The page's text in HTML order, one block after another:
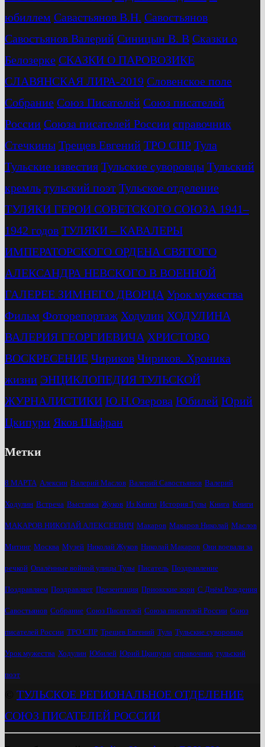
юбиллем Савастьянов В.Н. Савостьянов
Савостьянов Валерий Синицын В. В Сказки о
Белозерке СКАЗКИ О ПАРОВОЗИКЕ
СЛАВЯНСКАЯ ЛИРА-2019 Словенское поле
Собрание Союз Писателей Союз писателей
России Союза писателей России справочник
Стечкины Трещев Евгений ТРО СПР Тула
Тульские известия Тульские суворовцы Тульский
кремль тульский поэт Тульское отделение
ТУЛЯКИ ГЕРОИ СОВЕТСКОГО СОЮЗА 1941–
1942 годов ТУЛЯКИ – КАВАЛЕРЫ
ИМПЕРАТОРСКОГО ОРДЕНА СВЯТОГО
АЛЕКСАНДРА НЕВСКОГО В ВОЕННОЙ
ГАЛЕРЕЕ ЗИМНЕГО ДВОРЦА Урок мужества
Фильм Фоторепортаж Ходулин ХОДУЛИНА
ВАЛЕРИЯ ГЕОРГИЕВИЧА ХРИСТОВО
ВОСКРЕСЕНИЕ Чириков Чириков. Хроника
жизни ЭНЦИКЛОПЕДИЯ ТУЛЬСКОЙ
ЖУРНАЛИСТИКИ Ю.Н.Озерова Юбилей Юрий
Цкипури Яков Шафран
Метки
8 МАРТА Алексин Валерий Маслов Валерий Савостьянов Валерий
Ходулин Встреча Выставка Жуков Из Книги История Тулы Книга Книги
МАКАРОВ НИКОЛАЙ АЛЕКСЕЕВИЧ Макаров Макаров Николай Маслов
Митинг Москва Музей Николай Жуков Николай Макаров Они воевали за
речкой Опалённые войной улицы Тулы Писатель Поздравление
Поздравляем Поздравляет Презентация Приокские зори С Днём Рождения
Савостьянов Собрание Союз Писателей Союза писателей России Союз
писателей России ТРО СПР Трещев Евгений Тула Тульские суворовцы
Урок мужества Ходулин Юбилей Юрий Цкипури справочник тульский
поэт
ТУЛЬСКОЕ РЕГИОНАЛЬНОЕ ОТДЕЛЕНИЕ
СОЮЗ ПИСАТЕЛЕЙ РОССИИ